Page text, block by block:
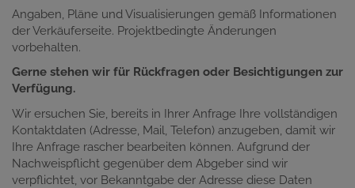
Angaben, Pläne und Visualisierungen gemäß Informationen
der Verkäuferseite. Projektbedingte Änderungen
vorbehalten.
Gerne stehen wir für Rückfragen oder Besichtigungen zur
Verfügung.
Wir ersuchen Sie, bereits in Ihrer Anfrage Ihre vollständigen
Kontaktdaten (Adresse, Mail, Telefon) anzugeben, damit wir
Ihre Anfrage rascher bearbeiten können. Aufgrund der
Nachweispflicht gegenüber dem Abgeber sind wir
verpflichtet, vor Bekanntgabe der Adresse diese Daten